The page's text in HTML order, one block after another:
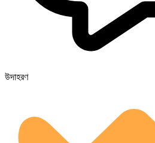
উদাহরণ